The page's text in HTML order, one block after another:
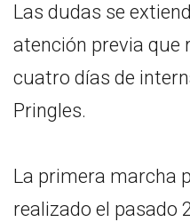
Las dudas se
atención previa que
cuatro días de
Pringles.
La primera marcha
realizado el pasado